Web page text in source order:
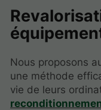
Nous proposons
une méthode
vie de leurs